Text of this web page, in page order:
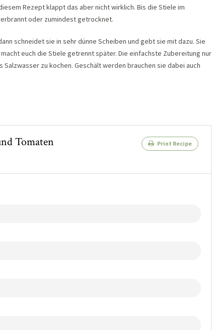
Rezept klappt das aber nicht wirklich. Bis die Stiele im
oder zumindest getrocknet.
schneidet sie in sehr dünne Scheiben und gebt sie mit dazu. Sie
euch die Stiele getrennt später. Die einfachste Zubereitung nur
zu kochen. Geschält werden brauchen sie dabei auch
Tomaten
Print Recipe